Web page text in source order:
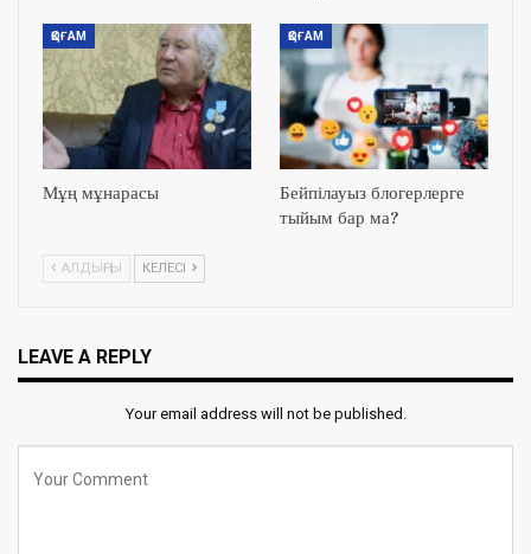
ҚОҒАМ
Мұң мұнарасы
ҚОҒАМ
Бейпілауыз блогерлерге
тыйым бар ма?
АЛДЫҢҒЫ КЕЛЕСІ
LEAVE A REPLY
Your email address will not be published.